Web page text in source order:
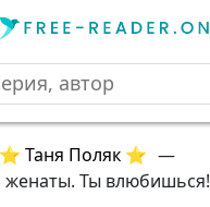
⭐ Таня Поляк ⭐ —
Ты влюбишься!